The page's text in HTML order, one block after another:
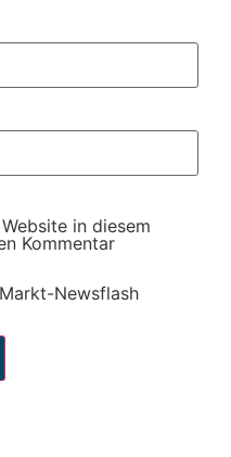
in diesem
Kommentar
Newsflash